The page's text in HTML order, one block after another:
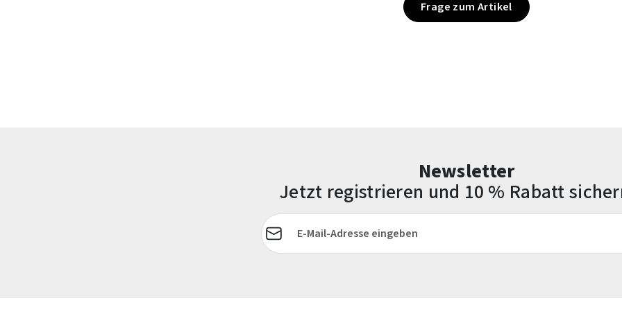
Frage zum Artikel
Newsletter
Jetzt registrieren und 10 % Rabatt
E-Mail-Adresse*